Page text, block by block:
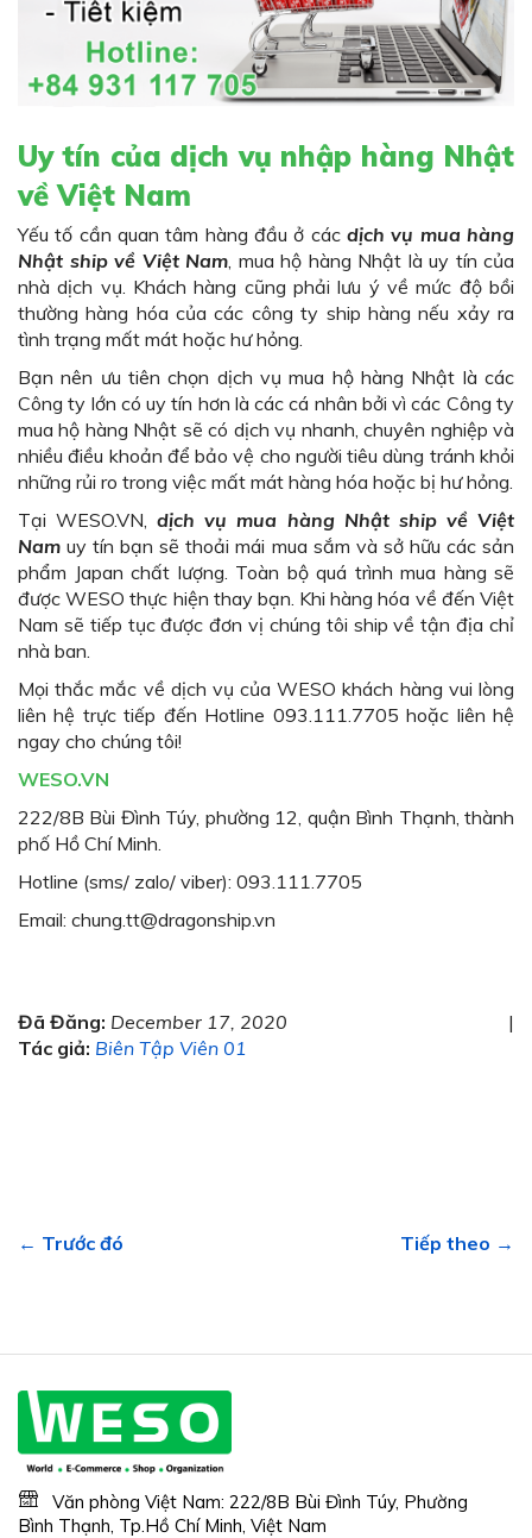
Uy tín của dịch vụ nhập hàng Nhật
về Việt Nam
Yếu tố cần quan tâm hàng đầu ở các dịch vụ mua hàng
Nhật ship về Việt Nam, mua hộ hàng Nhật là uy tín của
nhà dịch vụ. Khách hàng cũng phải lưu ý về mức độ bồi
thường hàng hóa của các công ty ship hàng nếu xảy ra
tình trạng mất mát hoặc hư hỏng.
Bạn nên ưu tiên chọn dịch vụ mua hộ hàng Nhật là các
Công ty lớn có uy tín hơn là các cá nhân bởi vì các Công ty
mua hộ hàng Nhật sẽ có dịch vụ nhanh, chuyên nghiệp và
nhiều điều khoản để bảo vệ cho người tiêu dùng tránh khỏi
những rủi ro trong việc mất mát hàng hóa hoặc bị hư hỏng.
Tại WESO.VN,dịch vụ mua hàng Nhật ship về Việt
Nam uy tín bạn sẽ thoải mái mua sắm và sở hữu các sản
phẩm Japan chất lượng. Toàn bộ quá trình mua hàng sẽ
được WESO thực hiện thay bạn. Khi hàng hóa về đến Việt
Nam sẽ tiếp tục được đơn vị chúng tôi ship về tận địa chỉ
nhà ban.
Mọi thắc mắc về dịch vụ của WESO khách hàng vui lòng
liên hệ trực tiếp đến Hotline 093.111.7705 hoặc liên hệ
ngay cho chúng tôi!
WESO.VN
222/8B Bùi Đình Túy, phường 12, quận Bình Thạnh, thành
phố Hồ Chí Minh.
Hotline (sms/ zalo/ viber): 093.111.7705
Email: chung.tt@dragonship.vn
Đã Đăng: December 17, 2020
|
Tác giả: Biên Tập Viên 01
← Trước đó Tiếp theo →
Văn phòng Việt Nam: 222/8B Bùi Đình Túy, Phường
Bình Thạnh, Tp.Hồ Chí Minh, Việt Nam